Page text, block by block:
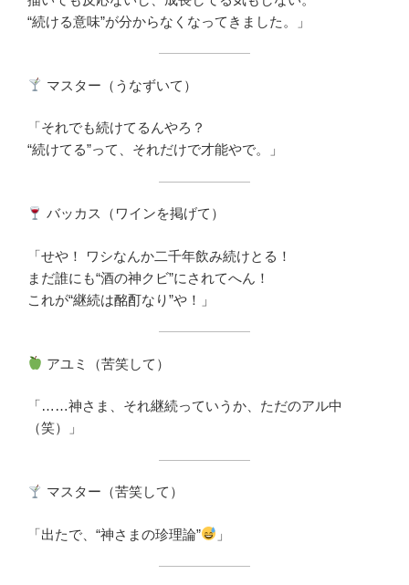
“続ける意味”が分からなくなってきました。」
マスター（うなずいて）
「それでも続けてるんやろ？
“続けてる”って、それだけで才能やで。」
バッカス（ワインを掲げて）
「せや！ ワシなんか二千年飲み続けとる！
まだ誰にも“酒の神クビ”にされてへん！
これが“継続は酩酊なり”や！」
アユミ（苦笑して）
「……神さま、それ継続っていうか、ただのアル中
（笑）」
マスター（苦笑して）
「出たで、“神さまの珍理論” 」